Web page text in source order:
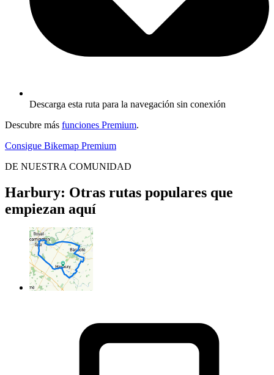
Descarga esta ruta para la navegación sin conexión
Descubre más funciones Premium.
Consigue Bikemap Premium
DE NUESTRA COMUNIDAD
Harbury: Otras rutas populares que
empiezan aquí